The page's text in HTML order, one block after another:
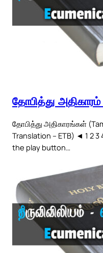
தோபித்து அதிகாரம்
தோபித்து அதிகாரங்கள்
Translation – ETB) ◄ 1 2 3
the play button…